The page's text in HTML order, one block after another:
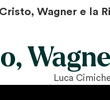
Cristo, Wagner e la
Luca